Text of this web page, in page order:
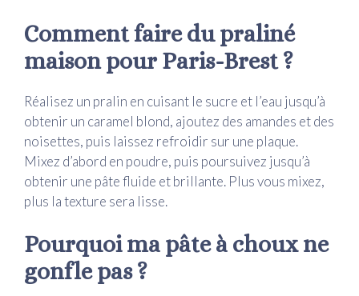
Comment faire du praliné
maison pour Paris-Brest ?
Réalisez un pralin en cuisant le sucre et l’eau jusqu’à
obtenir un caramel blond, ajoutez des amandes et des
noisettes, puis laissez refroidir sur une plaque.
Mixez d’abord en poudre, puis poursuivez jusqu’à
obtenir une pâte fluide et brillante. Plus vous mixez,
plus la texture sera lisse.
Pourquoi ma pâte à choux ne
gonfle pas ?